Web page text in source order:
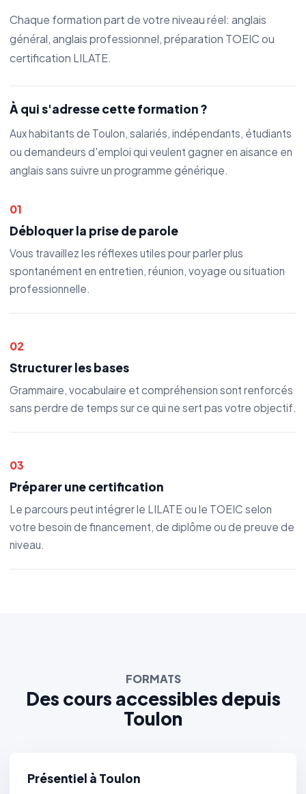
Chaque formation part de votre niveau réel: anglais
général, anglais professionnel, préparation TOEIC ou
certification LILATE.
À qui s'adresse cette formation ?
Aux habitants de Toulon, salariés, indépendants, étudiants
ou demandeurs d'emploi qui veulent gagner en aisance en
anglais sans suivre un programme générique.
01
Débloquer la prise de parole
Vous travaillez les réflexes utiles pour parler plus
spontanément en entretien, réunion, voyage ou situation
professionnelle.
02
Structurer les bases
Grammaire, vocabulaire et compréhension sont renforcés
sans perdre de temps sur ce qui ne sert pas votre objectif.
03
Préparer une certification
Le parcours peut intégrer le LILATE ou le TOEIC selon
votre besoin de financement, de diplôme ou de preuve de
niveau.
FORMATS
Des cours accessibles depuis
Toulon
Présentiel à Toulon